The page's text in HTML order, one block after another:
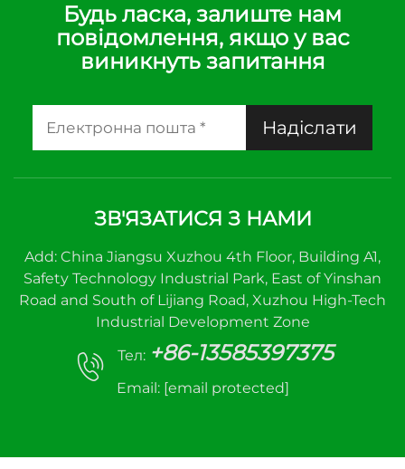
Будь ласка, залиште нам
повідомлення, якщо у вас
виникнуть запитання
Надіслати
ЗВ'ЯЗАТИСЯ З НАМИ
Add: China Jiangsu Xuzhou 4th Floor, Building A1,
Safety Technology Industrial Park, East of Yinshan
Road and South of Lijiang Road, Xuzhou High-Tech
Industrial Development Zone
Тел: +86-13585397375
Email: [email protected]